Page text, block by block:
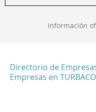
Información
Directorio de
Empresas en TURBACO